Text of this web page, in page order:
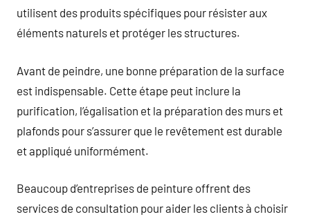
utilisent des produits spécifiques pour résister aux
éléments naturels et protéger les structures.
Avant de peindre, une bonne préparation de la surface
est indispensable. Cette étape peut inclure la
purification, l’égalisation et la préparation des murs et
plafonds pour s’assurer que le revêtement est durable
et appliqué uniformément.
Beaucoup d’entreprises de peinture offrent des
services de consultation pour aider les clients à choisir